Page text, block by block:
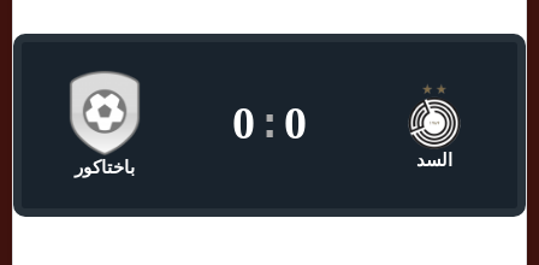
السد
0
:
0
باختاكور